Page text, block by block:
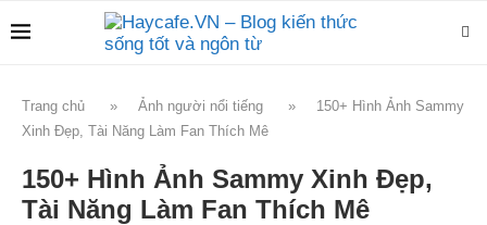
Trang chủ » Ảnh người nổi tiếng »
150+ Hình Ảnh Sammy
Xinh Đẹp, Tài Năng Làm Fan Thích Mê
150+ Hình Ảnh Sammy Xinh Đẹp,
Tài Năng Làm Fan Thích Mê